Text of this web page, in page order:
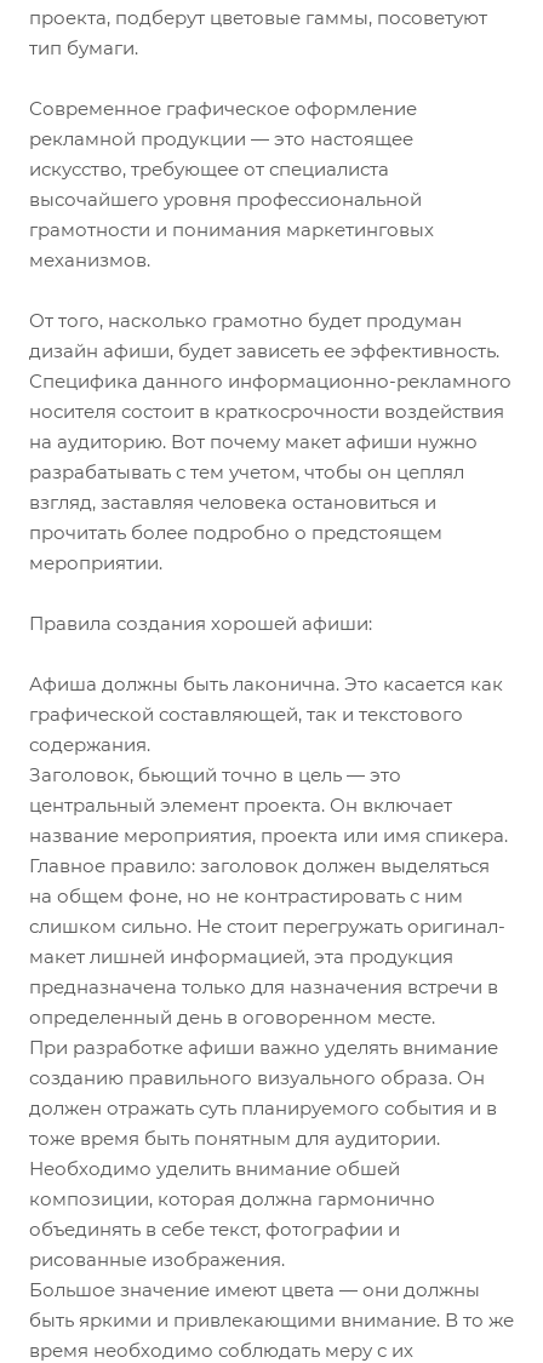
проекта, подберут цветовые гаммы, посоветуют
тип бумаги.
Современное графическое оформление
рекламной продукции — это настоящее
искусство, требующее от специалиста
высочайшего уровня профессиональной
грамотности и понимания маркетинговых
механизмов.
От того, насколько грамотно будет продуман
дизайн афиши, будет зависеть ее эффективность.
Специфика данного информационно-рекламного
носителя состоит в краткосрочности воздействия
на аудиторию. Вот почему макет афиши нужно
разрабатывать с тем учетом, чтобы он цеплял
взгляд, заставляя человека остановиться и
прочитать более подробно о предстоящем
мероприятии.
Правила создания хорошей афиши:
Афиша должны быть лаконична. Это касается как
графической составляющей, так и текстового
содержания.
Заголовок, бьющий точно в цель — это
центральный элемент проекта. Он включает
название мероприятия, проекта или имя спикера.
Главное правило: заголовок должен выделяться
на общем фоне, но не контрастировать с ним
слишком сильно. Не стоит перегружать оригинал-
макет лишней информацией, эта продукция
предназначена только для назначения встречи в
определенный день в оговоренном месте.
При разработке афиши важно уделять внимание
созданию правильного визуального образа. Он
должен отражать суть планируемого события и в
тоже время быть понятным для аудитории.
Необходимо уделить внимание обшей
композиции, которая должна гармонично
объединять в себе текст, фотографии и
рисованные изображения.
Большое значение имеют цвета — они должны
быть яркими и привлекающими внимание. В то же
время необходимо соблюдать меру с их